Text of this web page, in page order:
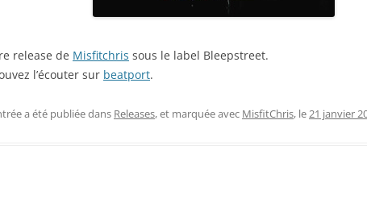
release de Misfitchris sous le label Bleepstreet.
l’écouter sur beatport.
a été publiée dans Releases, et marquée avec MisfitChris, le21 janvier